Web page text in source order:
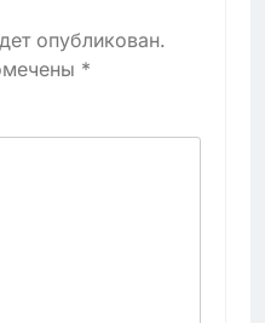
опубликован.
*